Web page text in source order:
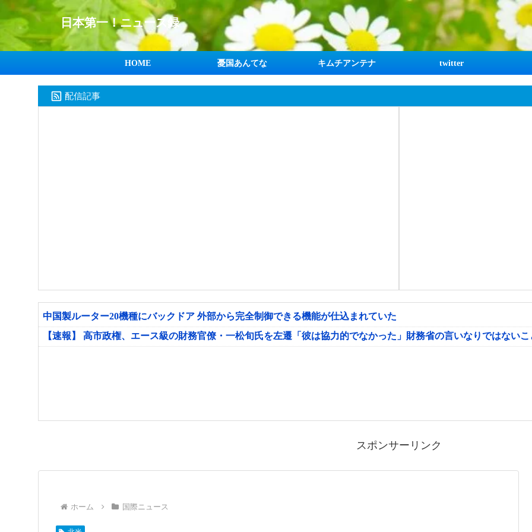
日本第一！ニュース録
HOME 憂国あんてな キムチアンテナ twitter
配信記事
中国製ルーター20機種にバックドア 外部から完全制御できる機能が仕込まれていた
【速報】 高市政権、エース級の財務官僚・一松旬氏を左遷「彼は協力的でなかった」財務省の言いなりではない
スポンサーリンク
ホーム 国際ニュース